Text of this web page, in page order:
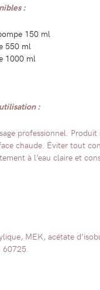
:
150 ml
550 ml
1000 ml
:
professionnel.
chaude. Éviter tout
à l’eau claire et
MEK, acétate